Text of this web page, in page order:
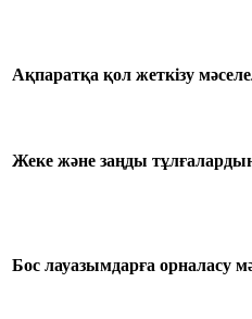
Ақпаратқа қол жеткізу
Жеке және заңды тұлғалардың
Бос лауазымдарға орналасу